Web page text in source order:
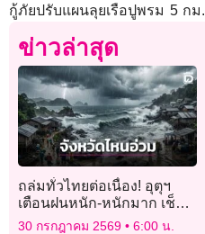
กู้ภัยปรับแผนลุยเรือปูพรม 5 กม.
ข่าวล่าสุด
ถล่มทั่วไทยต่อเนื่อง! อุตุฯ
เตือนฝนหนัก-หนักมาก เช็กด่
วนจังหวัดไหนอ่วมบ้าง
30 กรกฎาคม 2569 6:00 น.